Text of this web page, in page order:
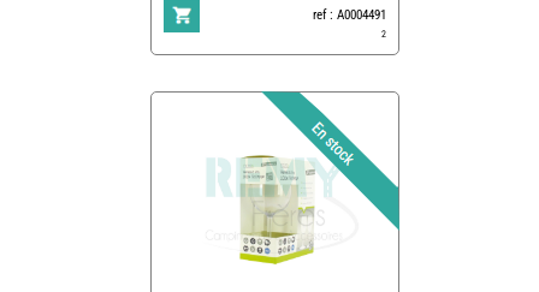
ref : A0004491
2